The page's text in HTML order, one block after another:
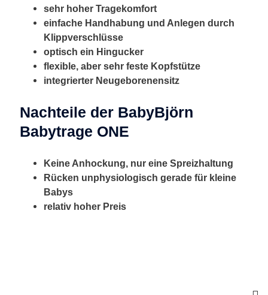
sehr hoher Tragekomfort
einfache Handhabung und Anlegen durch
Klippverschlüsse
optisch ein Hingucker
flexible, aber sehr feste Kopfstütze
integrierter Neugeborenensitz
Nachteile der BabyBjörn
Babytrage ONE
Keine Anhockung, nur eine Spreizhaltung
Rücken unphysiologisch gerade für kleine
Babys
relativ hoher Preis